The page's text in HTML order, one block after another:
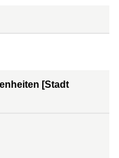
Verlinkung
[Stadt